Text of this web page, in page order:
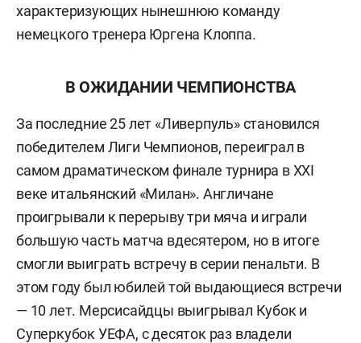
характеризующих нынешнюю команду
немецкого тренера Юргена Клоппа.
В ОЖИДАНИИ ЧЕМПИОНСТВА
За последние 25 лет «Ливерпуль» становился
победителем Лиги Чемпионов, переиграл в
самом драматическом финале турнира в XXI
веке итальянский «Милан». Англичане
проигрывали к перерыву три мяча и играли
большую часть матча вдесятером, но в итоге
смогли выиграть встречу в серии пенальти. В
этом году был юбилей той выдающиеся встречи
— 10 лет. Мерсисайдцы выигрывал Кубок и
Суперкубок УЕФА, с десяток раз владели